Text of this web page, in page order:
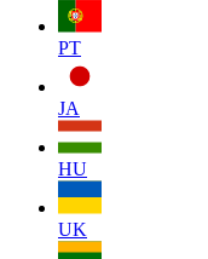
PT
JA
HU
UK